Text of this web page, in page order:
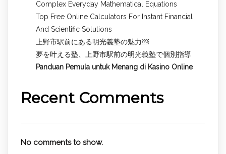
Complex Everyday Mathematical Equations
Top Free Online Calculators For Instant Financial
And Scientific Solutions
上野市駅前にある明光義塾の魅力￼
夢を叶える塾、上野市駅前の明光義塾で個別指導
Panduan Pemula untuk Menang di Kasino Online
Recent Comments
No comments to show.